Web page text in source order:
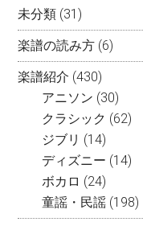
未分類 (31)
楽譜の読み方 (6)
楽譜紹介 (430)
アニソン (30)
クラシック (62)
ジブリ (14)
ディズニー (14)
ボカロ (24)
童謡・民謡 (198)